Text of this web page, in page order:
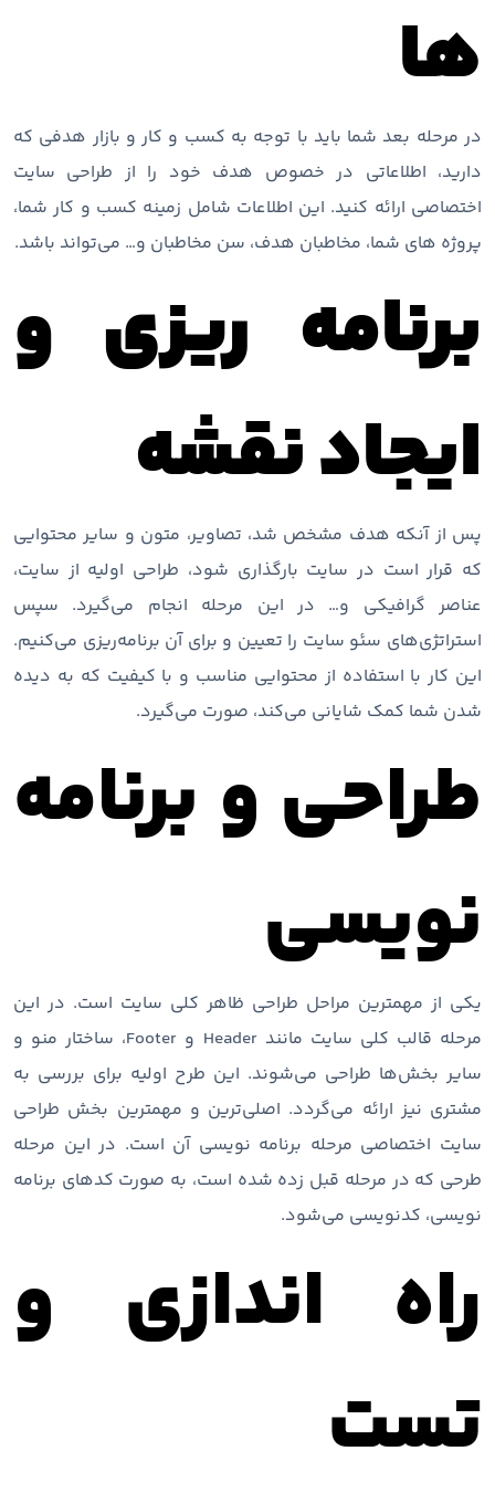
ها
در مرحله بعد شما باید با توجه به کسب و کار و بازار هدفی که
دارید، اطلاعاتی در خصوص هدف خود را از طراحی سایت
اختصاصی ارائه کنید. این اطلاعات شامل زمینه کسب و کار شما،
پروژه های شما، مخاطبان هدف، سن مخاطبان و… می‌تواند باشد.
برنامه ریزی و
ایجاد نقشه
پس از آنکه هدف مشخص شد، تصاویر، متون و سایر محتوایی
که قرار است در سایت بارگذاری شود، طراحی اولیه از سایت،
عناصر گرافیکی و… در این مرحله انجام می‌گیرد. سپس
استراتژی‌های سئو سایت را تعیین و برای آن برنامه‌ریزی ‌می‌کنیم.
این کار با استفاده از محتوایی مناسب و با کیفیت که به دیده
شدن شما کمک شایانی می‌کند، صورت می‌گیرد.
طراحی و برنامه
نویسی
یکی از مهمترین مراحل طراحی ظاهر کلی سایت است. در این
مرحله قالب کلی سایت مانند Header و Footer، ساختار منو و
سایر بخش‌ها طراحی می‌شوند. این طرح اولیه برای بررسی به
مشتری نیز ارائه می‌گردد. اصلی‌ترین و مهمترین بخش طراحی
سایت اختصاصی مرحله برنامه نویسی آن است. در این مرحله
طرحی که در مرحله قبل زده شده است، به صورت کدهای برنامه
نویسی، کدنویسی می‌شود.
راه اندازی و
تست